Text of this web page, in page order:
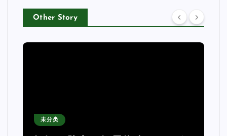
Other Story